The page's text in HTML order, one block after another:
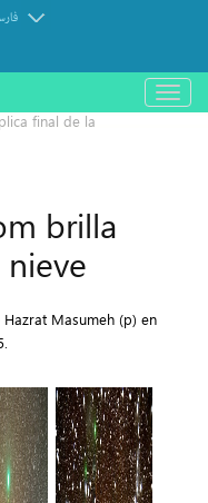
باز
و
de la
al ágape divino
brilla
Masumeh (p) en